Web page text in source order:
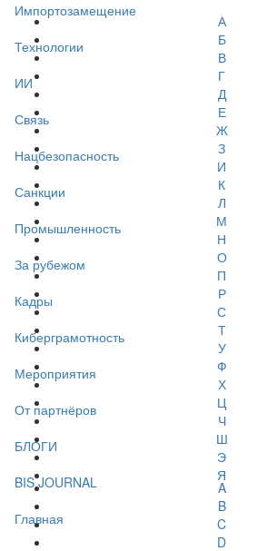
Импортозамещение
Технологии
ИИ
Связь
Нацбезопасность
Санкции
Промышленность
За рубежом
Кадры
Киберграмотность
Мероприятия
От партнёров
БЛОГИ
BIS JOURNAL
Главная
А
Б
В
Г
Д
Е
Ж
З
И
К
Л
М
Н
О
П
Р
С
Т
У
Ф
Х
Ц
Ч
Ш
Э
Я
A
B
C
D